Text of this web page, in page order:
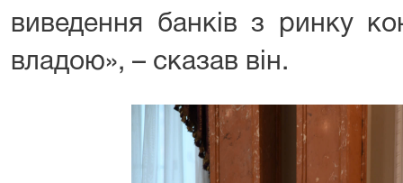
виведення банків з ринку
владою», – сказав він.